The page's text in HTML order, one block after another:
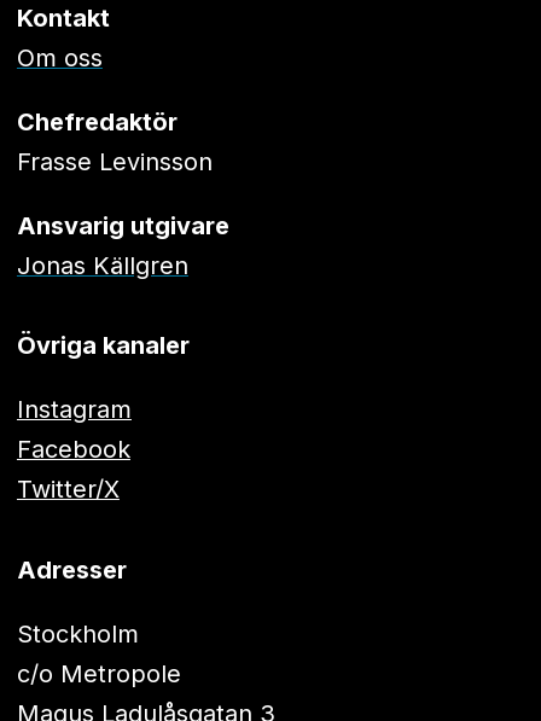
Kontakt
Om oss
Chefredaktör
Frasse Levinsson
Ansvarig utgivare
Jonas Källgren
Övriga kanaler
Instagram
Facebook
Twitter/X
Adresser
Stockholm
c/o Metropole
Magus Ladulåsgatan 3